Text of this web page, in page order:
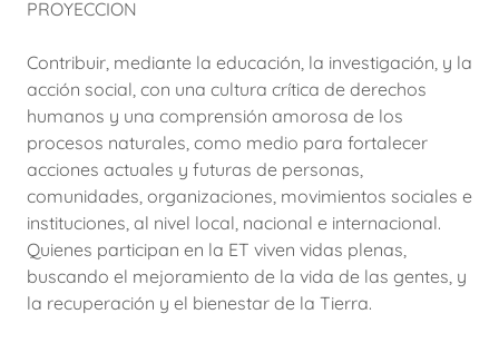
PROYECCION
Contribuir, mediante la educación, la investigación, y la
acción social, con una cultura crítica de derechos
humanos y una comprensión amorosa de los
procesos naturales, como medio para fortalecer
acciones actuales y futuras de personas,
comunidades, organizaciones, movimientos sociales e
instituciones, al nivel local, nacional e internacional.
Quienes participan en la ET viven vidas plenas,
buscando el mejoramiento de la vida de las gentes, y
la recuperación y el bienestar de la Tierra.